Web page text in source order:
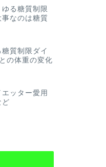
る糖質制限
事なのは糖質
質制限ダイ
の体重の変化
ッター愛用
ど